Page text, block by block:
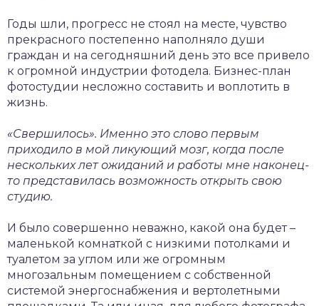
Годы шли, прогресс не стоял на месте, чувство
прекрасного постепенно наполняло души
граждан и на сегодняшний день это все привело
к огромной индустрии фотодела. Бизнес-план
фотостудии несложно составить и воплотить в
жизнь.
«Свершилось». Именно это слово первым
приходило в мой ликующий мозг, когда после
нескольких лет ожиданий и работы мне наконец-
то представилась возможность открыть свою
студию.
И было совершенно неважно, какой она будет –
маленькой комнаткой с низкими потолками и
туалетом за углом или же ­огромным
многозальным помещением с собственной
системой энергоснабжения и вертолетными